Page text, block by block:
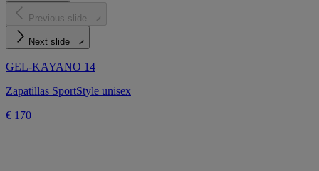
Previous slide
Next slide
GEL-KAYANO 14
Zapatillas SportStyle unisex
€ 170